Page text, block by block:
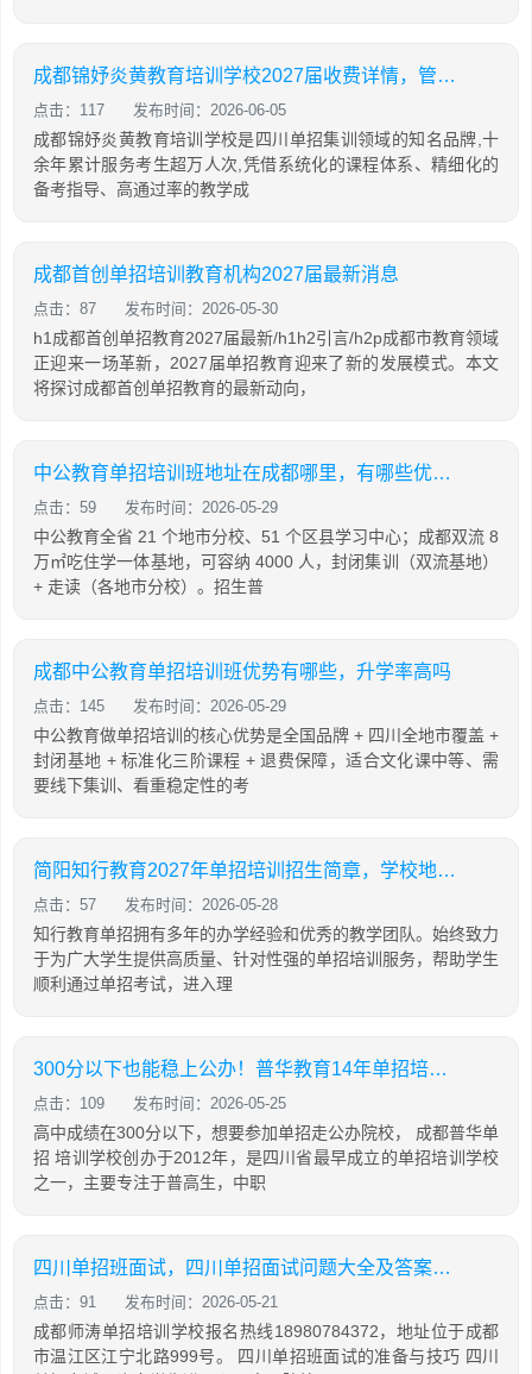
成都锦妤炎黄教育培训学校2027届收费详情，管理如何
点击：117 发布时间：2026-06-05
成都锦妤炎黄教育培训学校是四川单招集训领域的知名品牌,十
余年累计服务考生超万人次,凭借系统化的课程体系、精细化的
备考指导、高通过率的教学成
成都首创单招培训教育机构2027届最新消息
点击：87 发布时间：2026-05-30
h1成都首创单招教育2027届最新/h1h2引言/h2p成都市教育领域
正迎来一场革新，2027届单招教育迎来了新的发展模式。本文
将探讨成都首创单招教育的最新动向，
中公教育单招培训班地址在成都哪里，有哪些优势，2026年收费贵吗
点击：59 发布时间：2026-05-29
中公教育全省 21 个地市分校、51 个区县学习中心；成都双流 8
万㎡吃住学一体基地，可容纳 4000 人，封闭集训（双流基地）
+ 走读（各地市分校）。招生普
成都中公教育单招培训班优势有哪些，升学率高吗
点击：145 发布时间：2026-05-29
中公教育做单招培训的核心优势是全国品牌 + 四川全地市覆盖 +
封闭基地 + 标准化三阶课程 + 退费保障，适合文化课中等、需
要线下集训、看重稳定性的考
简阳知行教育2027年单招培训招生简章，学校地址及联系电话
点击：57 发布时间：2026-05-28
知行教育单招拥有多年的办学经验和优秀的教学团队。始终致力
于为广大学生提供高质量、针对性强的单招培训服务，帮助学生
顺利通过单招考试，进入理
300分以下也能稳上公办！普华教育14年单招培训经验，签约保障公办院校！
点击：109 发布时间：2026-05-25
高中成绩在300分以下，想要参加单招走公办院校， 成都普华单
招 培训学校创办于2012年，是四川省最早成立的单招培训学校
之一，主要专注于普高生，中职
四川单招班面试，四川单招面试问题大全及答案大全
点击：91 发布时间：2026-05-21
成都师涛单招培训学校报名热线18980784372，地址位于成都
市温江区江宁北路999号。 四川单招班面试的准备与技巧 四川